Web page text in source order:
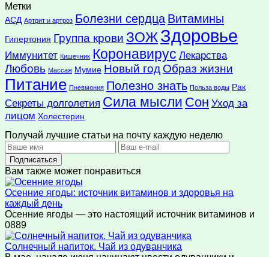
Метки
АСД Артрит и артроз Болезни сердца Витамины
Гипертония Группа крови ЗОЖЗдоровье
Иммунитет Кишечник Коронавирус Лекарства
Любовь Массаж Мумие Новый год Образ жизни
Питание Пневмония Полезно знать Польза воды Рак
Секреты долголетия Сила мысли Сон Уход за
лицом Холестерин
Получай лучшие статьи на почту каждую неделю
Подписаться
Вам также может понравиться
Осенние ягоды: источник витаминов и здоровья на
каждый день
Осенние ягоды — это настоящий источник витаминов и
0889
Солнечный напиток. Чай из одуванчика